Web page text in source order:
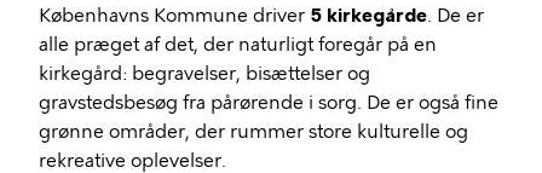
Københavns Kommune driver 5 kirkegårde. De er
alle præget af det, der naturligt foregår på en
kirkegård: begravelser, bisættelser og
gravstedsbesøg fra pårørende i sorg. De er også fine
grønne områder, der rummer store kulturelle og
rekreative oplevelser.